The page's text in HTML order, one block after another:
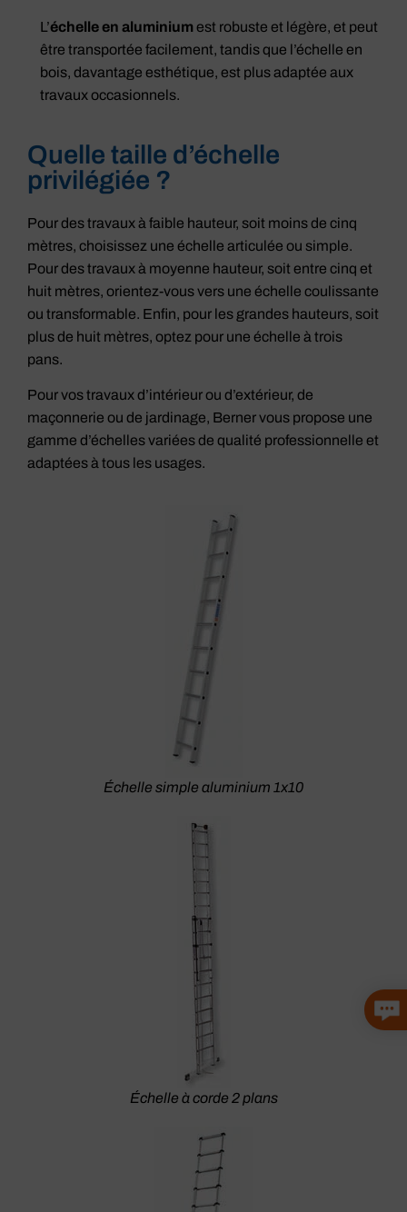
L’échelle en aluminium est robuste et légère, et peut
être transportée facilement, tandis que l’échelle en
bois, davantage esthétique, est plus adaptée aux
travaux occasionnels.
Quelle taille d’échelle
privilégiée ?
Pour des travaux à faible hauteur, soit moins de cinq
mètres, choisissez une échelle articulée ou simple.
Pour des travaux à moyenne hauteur, soit entre cinq et
huit mètres, orientez-vous vers une échelle coulissante
ou transformable. Enfin, pour les grandes hauteurs, soit
plus de huit mètres, optez pour une échelle à trois
pans.
Pour vos travaux d’intérieur ou d’extérieur, de
maçonnerie ou de jardinage, Berner vous propose une
gamme d’échelles variées de qualité professionnelle et
adaptées à tous les usages.
Échelle simple aluminium 1x10
Échelle à corde 2 plans